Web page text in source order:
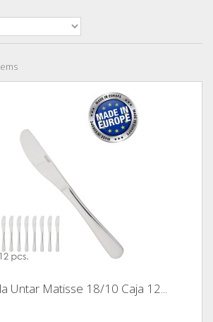
Untar Matisse 18/10 Caja 12...